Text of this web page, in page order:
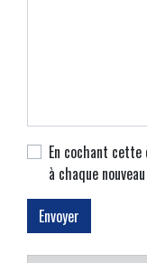
En cochant
à chaque